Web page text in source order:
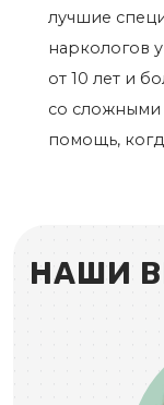
лучшие
наркологов
от 10 лет и
со сложными
помощь,
НАШИ